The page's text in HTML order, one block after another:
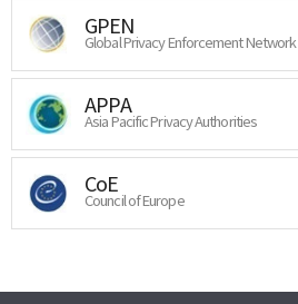
GPEN
Global Privacy Enforcement Network
APPA
Asia Pacific Privacy Authorities
CoE
Council of Europe